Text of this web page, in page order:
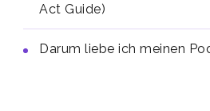
Act Guide)
Darum liebe ich meinen